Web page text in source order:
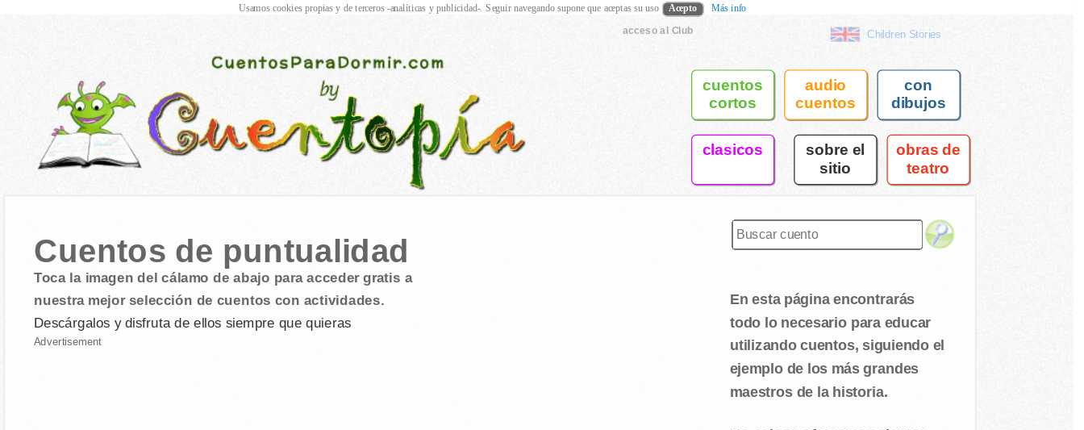
acceso al Club Children Stories
cuentos
cortos
audio
cuentos
con
dibujos
clasicos
sobre el
sitio
obras de
teatro
Cuentos de puntualidad
Toca la imagen del cálamo de abajo para acceder gratis a
nuestra mejor selección de cuentos con actividades.
Descárgalos y disfruta de ellos siempre que quieras
Advertisement
En esta página encontrarás
todo lo necesario para educar
utilizando cuentos, siguiendo el
ejemplo de los más grandes
maestros de la historia.
Usamos cookies propias y de terceros -analíticas y publicidad-. Seguir navegando supone que aceptas su uso Acepto Más info